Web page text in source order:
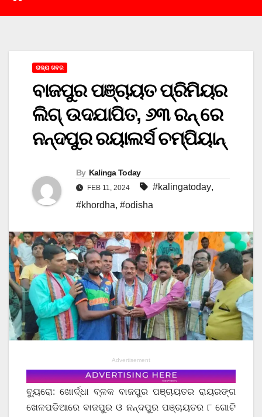
ରାଜ୍ୟ ଖବର
ବାଜପୁର ପଞ୍ଚାୟତ ପ୍ରିମିୟର
ଲିଗ୍ ଉଦଯାପିତ, ୬୩ ରନ୍ ରେ
ନନ୍ଦପୁର ରୟାଲର୍ସ ଚମ୍ପିୟାନ୍
By Kalinga Today
FEB 11, 2024 #kalingatoday,
#khordha, #odisha
Advertisement
ବ୍ୟୁରୋ: ଖୋର୍ଦ୍ଧା ବ୍ଳକ ବାଜପୁର ପଞ୍ଚାୟତର ରାୟରଙ୍ଗ
ଖେଳପଡିଆରେ ବାଜପୁର ଓ ନନ୍ଦପୁର ପଞ୍ଚାୟତର ୮ ଗୋଟି